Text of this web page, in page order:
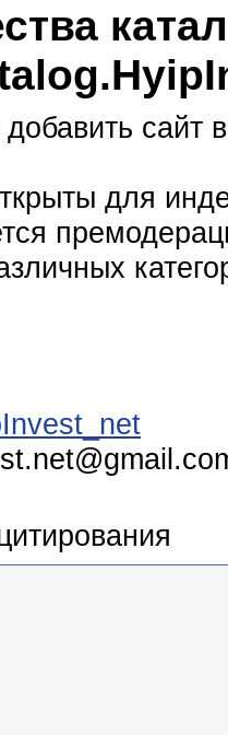
сайт
для